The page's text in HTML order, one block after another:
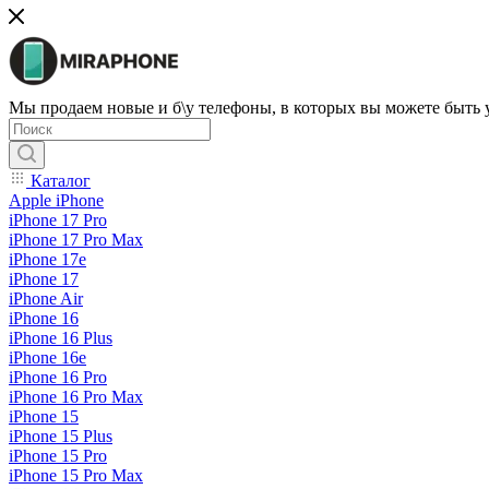
Мы продаем новые и б\у телефоны, в которых вы можете быть
Каталог
Apple iPhone
iPhone 17 Pro
iPhone 17 Pro Max
iPhone 17e
iPhone 17
iPhone Air
iPhone 16
iPhone 16 Plus
iPhone 16e
iPhone 16 Pro
iPhone 16 Pro Max
iPhone 15
iPhone 15 Plus
iPhone 15 Pro
iPhone 15 Pro Max